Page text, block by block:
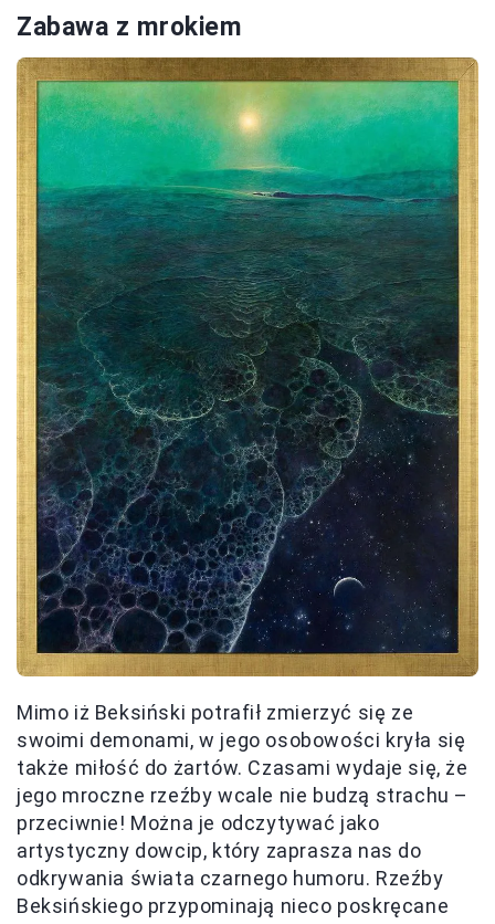
Zabawa z mrokiem
Mimo iż Beksiński potrafił zmierzyć się ze
swoimi demonami, w jego osobowości kryła się
także miłość do żartów. Czasami wydaje się, że
jego mroczne rzeźby wcale nie budzą strachu –
przeciwnie! Można je odczytywać jako
artystyczny dowcip, który zaprasza nas do
odkrywania świata czarnego humoru. Rzeźby
Beksińskiego przypominają nieco poskręcane